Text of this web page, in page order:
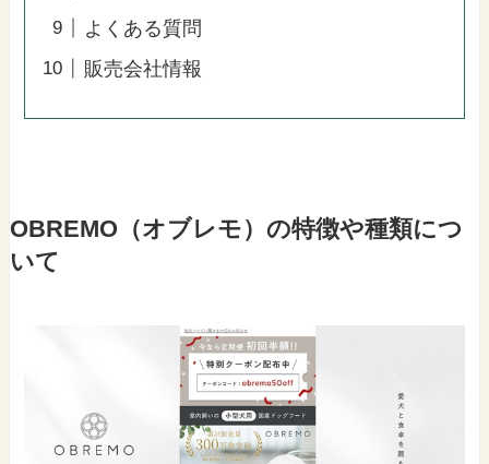
よくある質問
販売会社情報
OBREMO（オブレモ）の特徴や種類につ
いて